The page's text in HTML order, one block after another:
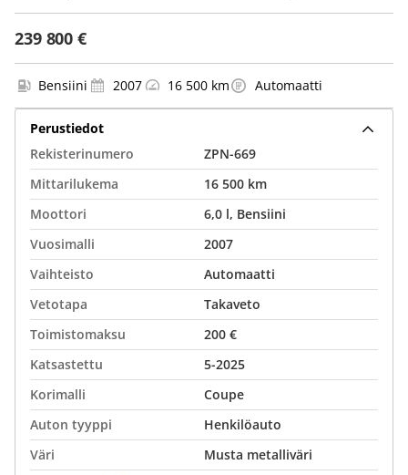
239 800 €
Bensiini 2007 16 500 km Automaatti
Perustiedot
Rekisterinumero
ZPN-669
Mittarilukema
16 500 km
Moottori
6,0 l, Bensiini
Vuosimalli
2007
Vaihteisto
Automaatti
Vetotapa
Takaveto
Toimistomaksu
200 €
Katsastettu
5-2025
Korimalli
Coupe
Auton tyyppi
Henkilöauto
Väri
Musta metalliväri